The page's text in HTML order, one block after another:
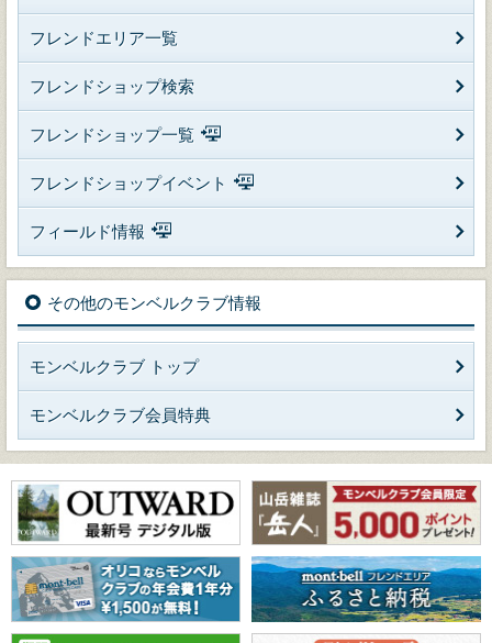
フレンドエリア一覧
フレンドショップ検索
フレンドショップ一覧
フレンドショップイベント
フィールド情報
その他のモンベルクラブ情報
モンベルクラブ トップ
モンベルクラブ会員特典